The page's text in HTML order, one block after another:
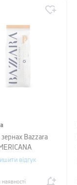
зернах Bazzara
(100%), 1 кг
відгук